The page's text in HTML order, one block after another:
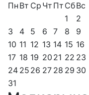
Пн Вт Ср Чт Пт СбВс
1
2
3
4 5 6 7 8
9
10 11 12 13 14 15 16
17 18 19 20 21 22 23
24 25 26 27 28 29 30
31